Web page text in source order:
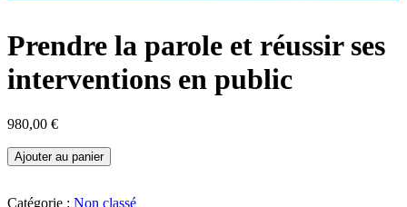
Prendre la parole et réussir ses
interventions en public
980,00 €
quantité
de
la
Ajouter au panier
Catégorie : Non classé